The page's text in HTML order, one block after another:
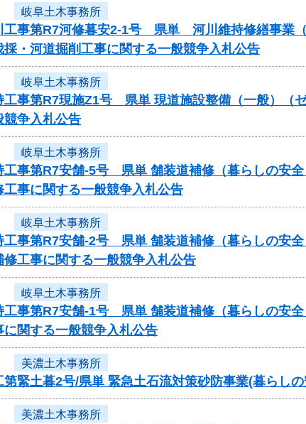
岐阜土木事務所
工事第R7河修暮安2-1号 県単 河川維持修繕事業
・河道掘削工事に関する一般競争入札公告
岐阜土木事務所
工事第R7現施Z1号 県単 現道施設整備（一般）
競争入札公告
岐阜土木事務所
工事第R7安舗-5号 県単 舗装道補修（暮らしの安
事に関する一般競争入札公告
岐阜土木事務所
工事第R7安舗-2号 県単 舗装道補修（暮らしの安
工事に関する一般競争入札公告
岐阜土木事務所
工事第R7安舗-1号 県単 舗装道補修（暮らしの安
関する一般競争入札公告
美濃土木事務所
第緊土暮2号/県単 緊急土石流対策砂防事業(暮ら
美濃土木事務所